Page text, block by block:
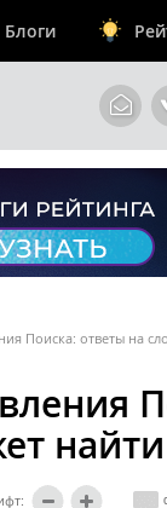
Блоги
Поиска: ответы на